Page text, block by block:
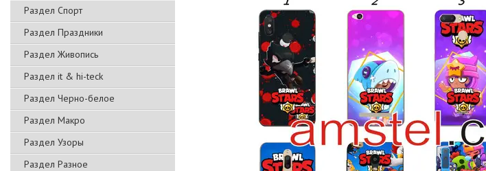
Раздел Спорт
Раздел Праздники
Раздел Живопись
Раздел it & hi-teck
Раздел Черно-белое
Раздел Макро
Раздел Узоры
Раздел Разное